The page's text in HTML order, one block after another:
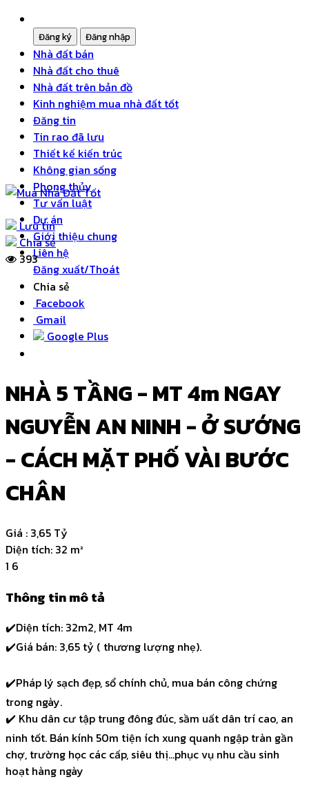
Nhà đất bán
Nhà đất cho thuê
Nhà đất trên bản đồ
Kinh nghiệm mua nhà đất tốt
Đăng tin
Tin rao đã lưu
Thiết kế kiến trúc
Không gian sống
Phong thủy
Tư vấn luật
Dự án
Giới thiệu chung
Liên hệ
Đăng xuất/Thoát
Lưu tin
Chia sẻ
393
Chia sẻ
Facebook
Gmail
Google Plus
NHÀ 5 TẦNG - MT 4m NGAY
NGUYỄN AN NINH - Ở SƯỚNG
- CÁCH MẶT PHỐ VÀI BƯỚC
CHÂN
Giá : 3,65 Tỷ
Diện tích: 32 m²
1 6
Thông tin mô tả
✔️Diện tích: 32m2, MT 4m
✔️Giá bán: 3,65 tỷ ( thương lượng nhẹ).
✔️Pháp lý sạch đẹp, sổ chính chủ, mua bán công chứng
trong ngày.
✔️ Khu dân cư tập trung đông đúc, sầm uất dân trí cao, an
ninh tốt. Bán kính 50m tiện ích xung quanh ngập tràn gần
chợ, trường học các cấp, siêu thị…phục vụ nhu cầu sinh
hoạt hàng ngày